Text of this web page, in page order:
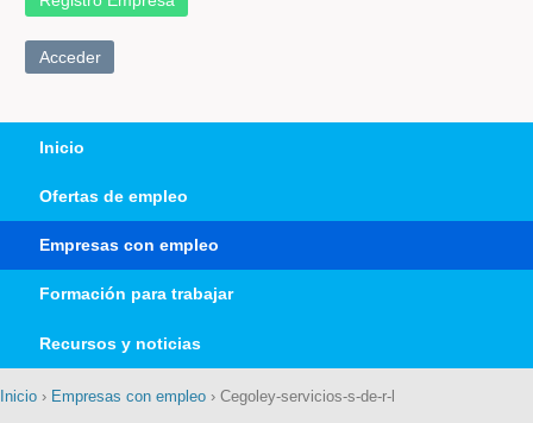
Acceder
Inicio
Ofertas de empleo
Empresas con empleo
Formación para trabajar
Recursos y noticias
Inicio › Empresas con empleo › Cegoley-servicios-s-de-r-l